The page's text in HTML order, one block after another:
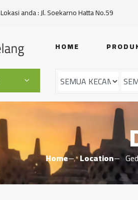
Lokasi anda : Jl. Soekarno Hatta No.59
HOME
Home Location